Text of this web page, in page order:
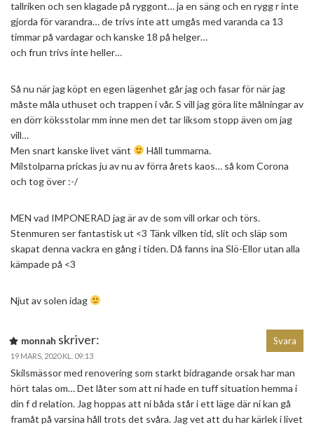
tallriken och sen klagade på ryggont… ja en säng och en rygg r inte
gjorda för varandra… de trivs inte att umgås med varanda ca 13
timmar på vardagar och kanske 18 på helger…
och frun trivs inte heller…
Så nu när jag köpt en egen lägenhet går jag och fasar för när jag
måste måla uthuset och trappen i vår. S vill jag göra lite målningar av
en dörr köksstolar mm inne men det tar liksom stopp även om jag
vill…
Men snart kanske livet vänt
Håll tummarna.
Milstolparna prickas ju av nu av förra årets kaos… så kom Corona
och tog över :-/
MEN vad IMPONERAD jag är av de som vill orkar och törs.
Stenmuren ser fantastisk ut <3 Tänk vilken tid, slit och släp som
skapat denna vackra en gång i tiden. Då fanns ina Slö-Ellor utan alla
kämpade på <3
Njut av solen idag
monnah skriver:
19 MARS, 2020 KL. 09:13
Skilsmässor med renovering som starkt bidragande orsak har man
hört talas om… Det låter som att ni hade en tuff situation hemma i
din f d relation. Jag hoppas att ni båda står i ett läge där ni kan gå
framåt på varsina håll trots det svåra. Jag vet att du har kärlek i livet
Svara